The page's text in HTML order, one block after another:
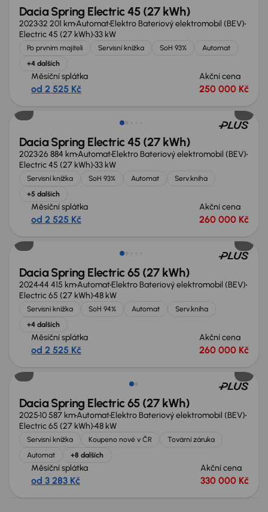
Dacia Spring Electric 45 (27 kWh)
202332 201 kmAutomatElektro Bateriový elektromobil (BEV)
Electric 45 (27 kWh)33 kW
Po prvním majiteli Servisní knížka SoH 93%
Automat
+4 dalších
Měsíční splátka
od 2 525 Kč
Akční cena
250 000 Kč
Možnost odpočtu DPH
Dacia Spring Electric 45 (27 kWh)
202326 884 kmAutomatElektro Bateriový elektromobil (BEV)
Electric 45 (27 kWh)33 kW
Servisní knížka SoH 93% Automat
Serv.kniha
+5 dalších
Měsíční splátka
od 2 525 Kč
Akční cena
260 000 Kč
Možnost odpočtu DPH
Dacia Spring Electric 65 (27 kWh)
202444 415 kmAutomatElektro Bateriový elektromobil (BEV)
Electric 65 (27 kWh)48 kW
Servisní knížka SoH 94% Automat
Serv.kniha
+4 dalších
Měsíční splátka
od 2 525 Kč
Akční cena
260 000 Kč
Ušetříte 44 000 Kč
Dacia Spring Electric 65 (27 kWh)
202510 587 kmAutomatElektro Bateriový elektromobil (BEV)
Electric 65 (27 kWh)48 kW
Servisní knížka Koupeno nové v ČR
Tovární záruka
Automat
+8 dalších
Měsíční splátka
od 3 283 Kč
Akční cena
330 000 Kč